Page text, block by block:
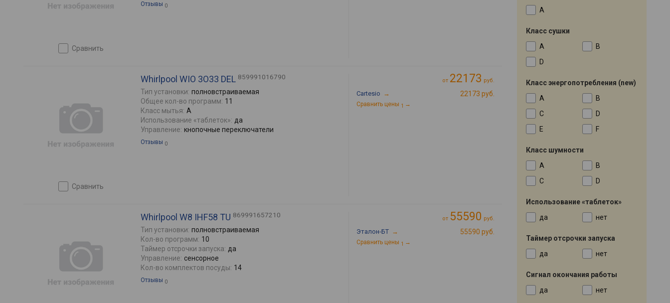
сравнить
Отзывы 0
сравнить
Whirlpool WIO 3O33 DEL 859991016790
Тип установки: полновстраиваемая
Общее кол-во программ: 11
Класс мытья: A
Использование «таблеток»: да
Управление: кнопочные переключатели
Отзывы 0
от 22173 руб.
Cartesio → 22173 руб.
Сравнить цены 1 →
Whirlpool W8 IHF58 TU 869991657210
Тип установки: полновстраиваемая
Кол-во программ: 10
Таймер отсрочки запуска: да
Управление: сенсорное
Кол-во комплектов посуды: 14
Отзывы 0
от 55590 руб.
Эталон-БТ → 55590 руб.
Сравнить цены 1 →
A
Класс сушки
A
B
D
Класс энергопотребления (new)
A
B
C
D
E
F
Класс шумности
A
B
C
D
Использование «таблеток»
да
нет
Таймер отсрочки запуска
да
нет
Сигнал окончания работы
да
нет